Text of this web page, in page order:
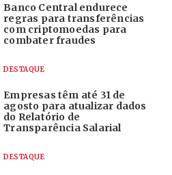
Banco Central endurece
regras para transferências
com criptomoedas para
combater fraudes
DESTAQUE
Empresas têm até 31 de
agosto para atualizar dados
do Relatório de
Transparência Salarial
DESTAQUE